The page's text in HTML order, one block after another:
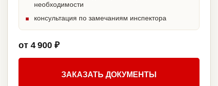
необходимости
консультация по замечаниям инспектора
от 4 900 ₽
ЗАКАЗАТЬ ДОКУМЕНТЫ